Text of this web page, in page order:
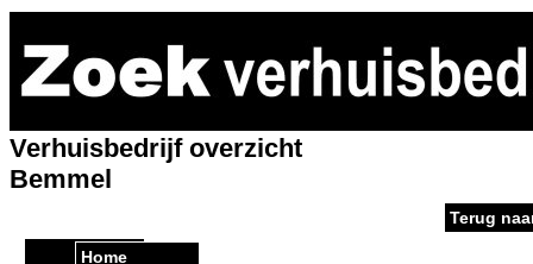
Home
Verhuisbedrijf overzicht
Bemmel
Terug